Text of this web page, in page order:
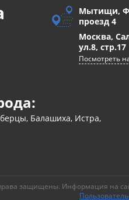
Мытищи,
проезд 4
Москва,
ул.8, стр.17
Посмотреть
Балашиха, Истра,
защищены. Информация на